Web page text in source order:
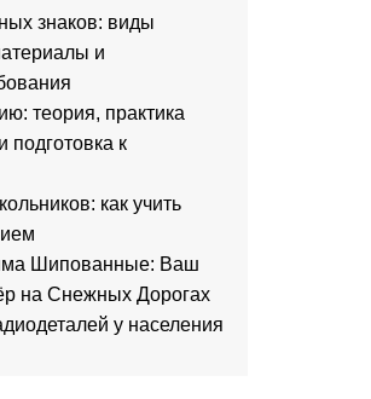
знаков: виды
и
теория, практика
подготовка к
как учить
Шипованные: Ваш
на Снежных Дорогах
у населения